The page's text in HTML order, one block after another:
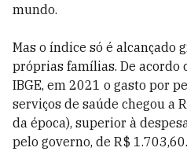
mundo.
Mas o índice só é alcançado
próprias famílias. De acordo
IBGE, em 2021 o gasto por
serviços de saúde chegou a
da época), superior à
pelo governo, de R$ 1.703,60.